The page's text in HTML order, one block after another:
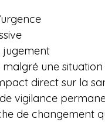
jugement
malgré une
direct sur la
vigilance
de changement